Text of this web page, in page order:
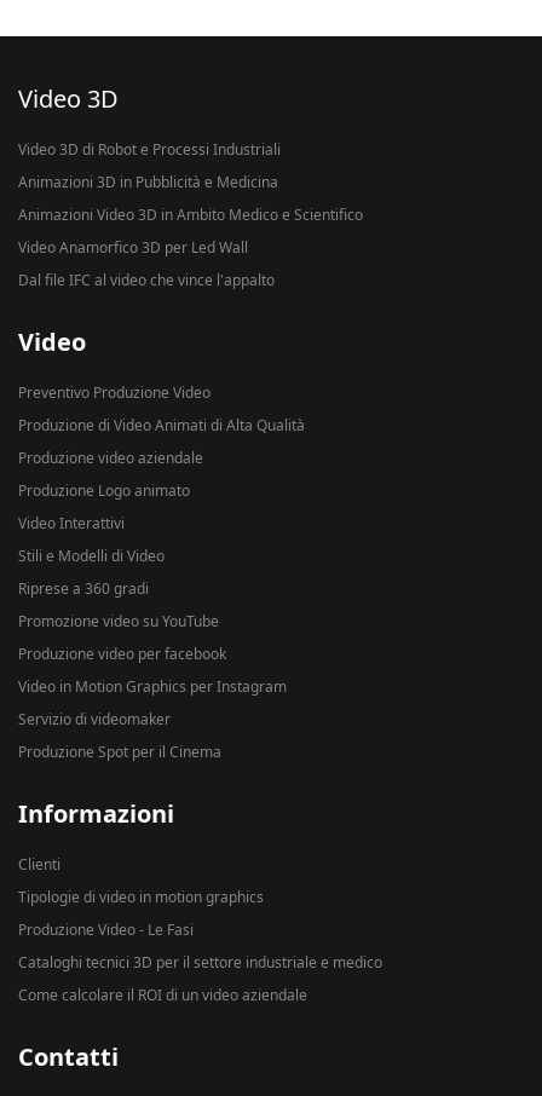
Video 3D
Video 3D di Robot e Processi Industriali
Animazioni 3D in Pubblicità e Medicina
Animazioni Video 3D in Ambito Medico e Scientifico
Video Anamorfico 3D per Led Wall
Dal file IFC al video che vince l'appalto
Video
Preventivo Produzione Video
Produzione di Video Animati di Alta Qualità
Produzione video aziendale
Produzione Logo animato
Video Interattivi
Stili e Modelli di Video
Riprese a 360 gradi
Promozione video su YouTube
Produzione video per facebook
Video in Motion Graphics per Instagram
Servizio di videomaker
Produzione Spot per il Cinema
Informazioni
Clienti
Tipologie di video in motion graphics
Produzione Video - Le Fasi
Cataloghi tecnici 3D per il settore industriale e medico
Come calcolare il ROI di un video aziendale
Contatti